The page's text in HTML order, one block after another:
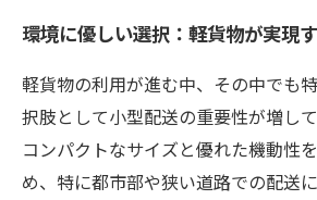
環境に優しい選択：軽貨物が実現
軽貨物の利用が進む中、その中でも
択肢として小型配送の重要性が増し
コンパクトなサイズと優れた機動性
め、特に都市部や狭い道路での配送